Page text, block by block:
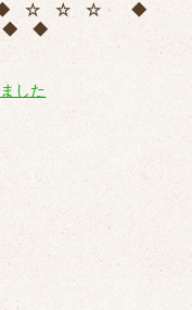
☆ ☆ ☆ ◆
◆
した